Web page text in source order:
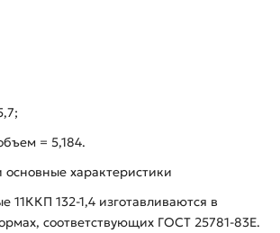
= 5,184.
основные характеристики
11ККП 132-1,4 изготавливаются в
соответствующих ГОСТ 25781-83Е.